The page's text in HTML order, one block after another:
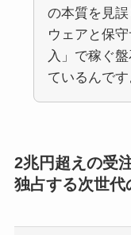
の本質を見
ウェアと保
入」で稼ぐ
ているんです
2兆円超えの受
独占する次世代